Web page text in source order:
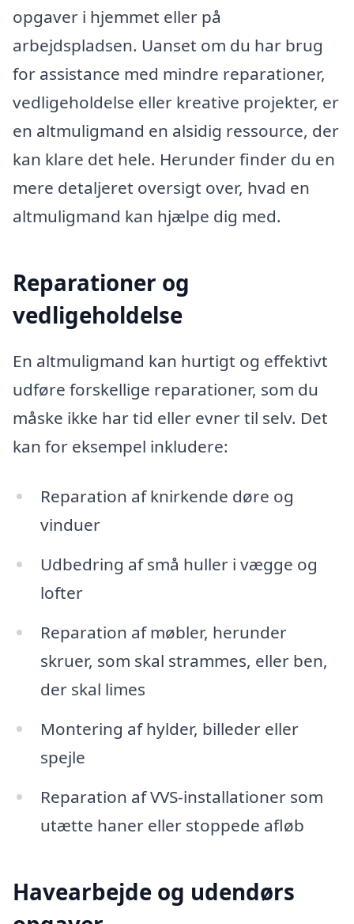
opgaver i hjemmet eller på
arbejdspladsen. Uanset om du har brug
for assistance med mindre reparationer,
vedligeholdelse eller kreative projekter, er
en altmuligmand en alsidig ressource, der
kan klare det hele. Herunder finder du en
mere detaljeret oversigt over, hvad en
altmuligmand kan hjælpe dig med.
Reparationer og
vedligeholdelse
En altmuligmand kan hurtigt og effektivt
udføre forskellige reparationer, som du
måske ikke har tid eller evner til selv. Det
kan for eksempel inkludere:
Reparation af knirkende døre og
vinduer
Udbedring af små huller i vægge og
lofter
Reparation af møbler, herunder
skruer, som skal strammes, eller ben,
der skal limes
Montering af hylder, billeder eller
spejle
Reparation af VVS-installationer som
utætte haner eller stoppede afløb
Havearbejde og udendørs